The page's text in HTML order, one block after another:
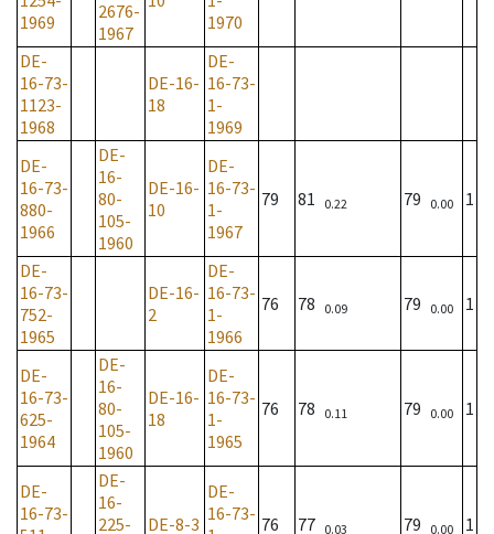
1969
2676-
1967
1970
DE-
16-73-
1123-
1968
DE-16-
18
DE-
16-73-
1-
1969
DE-
16-73-
880-
1966
DE-
16-
80-
105-
1960
DE-16-
10
DE-
16-73-
1-
1967
79 81 0.22 79 0.00 1
DE-
16-73-
752-
1965
DE-16-
2
DE-
16-73-
1-
1966
76 78 0.09 79 0.00 1
DE-
16-73-
625-
1964
DE-
16-
80-
105-
1960
DE-16-
18
DE-
16-73-
1-
1965
76 78 0.11 79 0.00 1
DE-
16-73-
DE-
16-
225-
DE-8-3
DE-
16-73- 76 77 0.03 79 0.00 1